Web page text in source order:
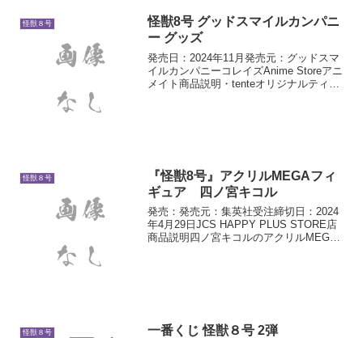
場しました。「なりきりアクリルパスケ
ース」は...
怪獣８号
怪獣8号 グッドスマイルカンパニ
ー グッズ
発売日：2024年11月発売元：グッドスマ
イルカンパニーコレイズAnime Storeアニ
メイト商品説明・tenteオリジナルティッ
怪獣８号
『怪獣8号』アクリルMEGAフィ
ギュア 四ノ宮キコル
発売：発売元：集英社受注締切日：2024
年4月29日JCS HAPPY PLUS STORE店
商品説明四ノ宮キコルのアクリルMEGA
怪獣８号 一番くじ 怪獣８号 2弾